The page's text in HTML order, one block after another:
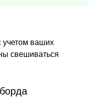
учетом ваших
свешиваться